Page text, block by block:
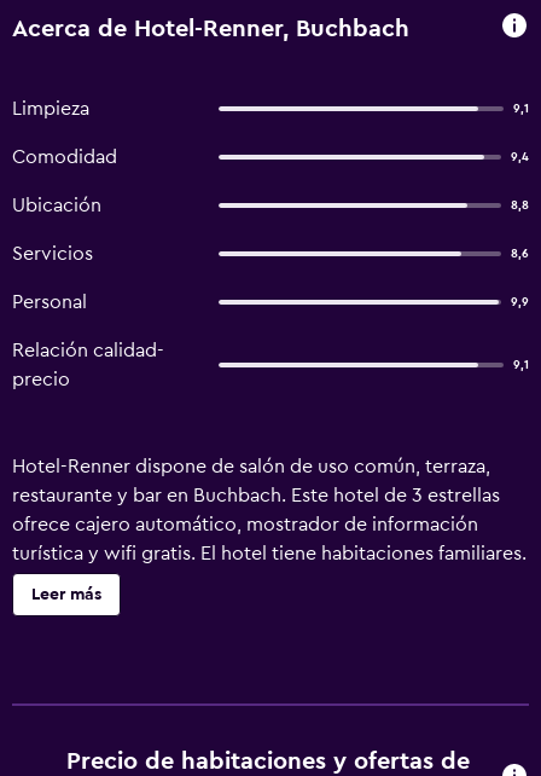
Acerca de Hotel-Renner, Buchbach
Limpieza 9,1
Comodidad 9,4
Ubicación 8,8
Servicios 8,6
Personal 9,9
Relación calidad-
precio
9,1
Hotel-Renner dispone de salón de uso común, terraza,
restaurante y bar en Buchbach. Este hotel de 3 estrellas
ofrece cajero automático, mostrador de información
turística y wifi gratis. El hotel tiene habitaciones familiares.
En el hotel, todas las habitaciones están equipadas con
escritorio, TV de pantalla plana, baño privado, ropa de
Leer más
Precio de habitaciones y ofertas de